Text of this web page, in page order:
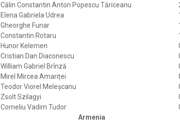
Călin Constantin Anton Popescu Tăriceanu
Elena Gabriela Udrea
1
Gheorghe Funar
1
Constantin Rotaru
1
Hunor Kelemen
Cristian Dan Diaconescu
William Gabriel Brînză
Mirel Mircea Amariței
Teodor Viorel Meleșcanu
Zsolt Szilagyi
Corneliu Vadim Tudor
Armenia